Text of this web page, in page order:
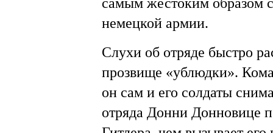
немецкой армии.
Слухи об отряде быстро
прозвище «ублюдки».
он сам и его солдаты
отряда Донни Донновице